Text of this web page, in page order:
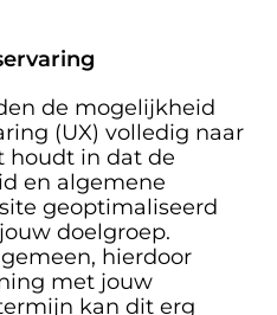
de mogelijkheid
(UX) volledig naar
houdt in dat de
en algemene
geoptimaliseerd
doelgroep.
hierdoor
met jouw
kan dit erg